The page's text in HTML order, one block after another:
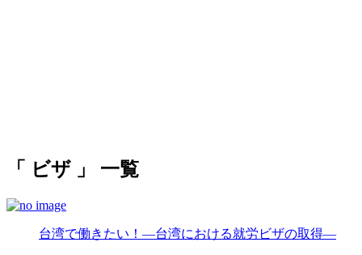
「 ビザ 」 一覧
台湾で働きたい！—台湾における就労ビザの取得—